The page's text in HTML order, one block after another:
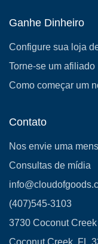
Ganhe Dinheiro
Configure sua loja
Torne-se um afiliado
Como começar um
Contato
Nos envie uma
Consultas de mídia
(407)545-3103
3730 Coconut
Coconut Creek,